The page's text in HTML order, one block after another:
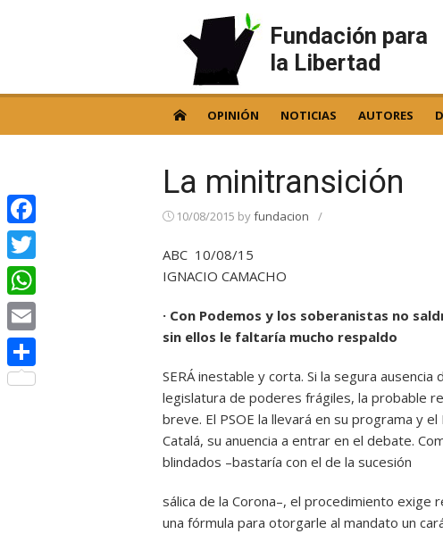
Fundación para
la Libertad
OPINIÓN NOTICIAS AUTORES
La minitransición
10/08/2015 byfundacion /
ABC 10/08/15
IGNACIO CAMACHO
· Con Podemos y los soberanistas no
sin ellos le faltaría mucho respaldo
SERÁ inestable y corta. Si la segura
legislatura de poderes frágiles, la probable
breve. El PSOE la llevará en su programa y
Catalá, su anuencia a entrar en el debate.
blindados –bastaría con el de la sucesión
sálica de la Corona–, el procedimiento exige
una fórmula para otorgarle al mandato un
Facebook
Twitter
WhatsApp
Email
Compartir